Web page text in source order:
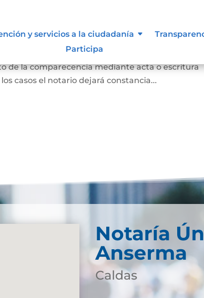
y servicios a la ciudadanía
Participa
otorgar escritura pública
concurrió a la notaría a otorgar una escritura
de la comparecencia mediante acta o escritura
casos el notario dejará constancia...
Notaría
Anserma
Caldas